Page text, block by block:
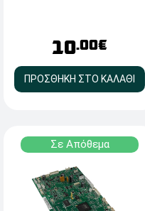
10.00€
ΠΡΟΣΘΗΚΗ ΣΤΟ ΚΑΛΑΘΙ
Σε Απόθεμα